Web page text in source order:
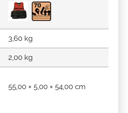
3,60 kg
2,00 kg
55,00 × 5,00 × 54,00 cm